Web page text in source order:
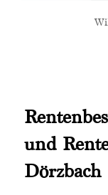
und
Dörzbach